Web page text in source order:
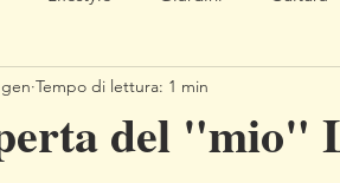
del "mio"
Tempo di lettura: 1 min